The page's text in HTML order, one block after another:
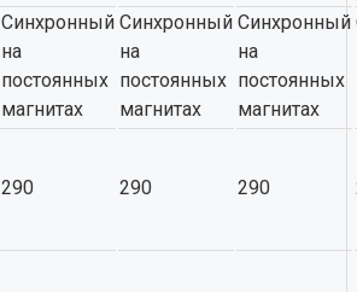
Синхронный
на
постоянных
магнитах
Синхронный
на
постоянных
магнитах
Синхронный
на
постоянных
магнитах
290 290 290